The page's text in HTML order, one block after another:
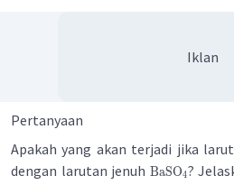
Iklan
Pertanyaan
Apakah yang akan terjadi jika
dengan larutan jenuh BaSO4?